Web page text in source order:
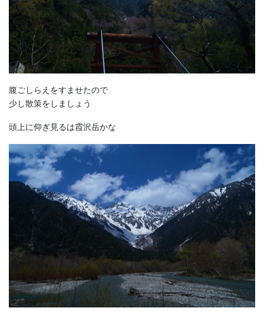
腹ごしらえをすませたので
少し散策をしましょう
頭上に仰ぎ見るは霞沢岳かな